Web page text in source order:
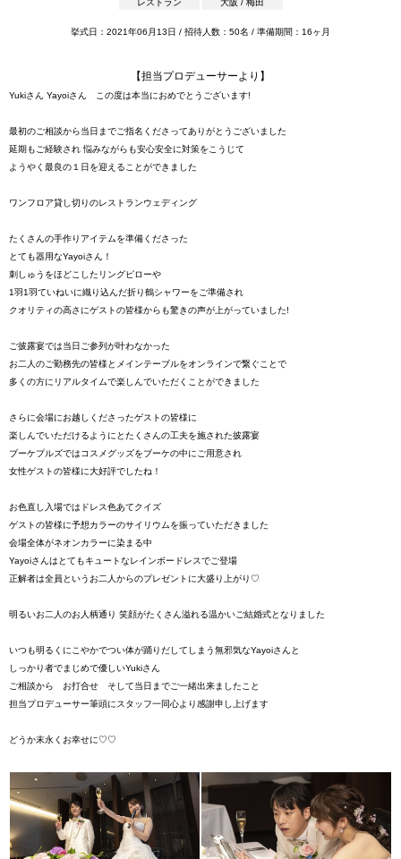
レストラン 大阪 / 梅田
挙式日：2021年06月13日 / 招待人数：50名 / 準備期間：16ヶ月
【担当プロデューサーより】
Yukiさん Yayoiさん この度は本当におめでとうございます!
最初のご相談から当日までご指名くださってありがとうございました
延期もご経験され 悩みながらも安心安全に対策をこうじて
ようやく最良の１日を迎えることができました
ワンフロア貸し切りのレストランウェディング
たくさんの手作りアイテムを準備くださった
とても器用なYayoiさん！
刺しゅうをほどこしたリングピローや
1羽1羽ていねいに織り込んだ折り鶴シャワーをご準備され
クオリティの高さにゲストの皆様からも驚きの声が上がっていました!
ご披露宴では当日ご参列が叶わなかった
お二人のご勤務先の皆様とメインテーブルをオンラインで繋ぐことで
多くの方にリアルタイムで楽しんでいただくことができました
さらに会場にお越しくださったゲストの皆様に
楽しんでいただけるようにとたくさんの工夫を施された披露宴
ブーケプルズではコスメグッズをブーケの中にご用意され
女性ゲストの皆様に大好評でしたね！
お色直し入場ではドレス色あてクイズ
ゲストの皆様に予想カラーのサイリウムを振っていただきました
会場全体がネオンカラーに染まる中
Yayoiさんはとてもキュートなレインボードレスでご登場
正解者は全員というお二人からのプレゼントに大盛り上がり♡
明るいお二人のお人柄通り 笑顔がたくさん溢れる温かいご結婚式となりました
いつも明るくにこやかでつい体が踊りだしてしまう無邪気なYayoiさんと
しっかり者でまじめで優しいYukiさん
ご相談から お打合せ そして当日までご一緒出来ましたこと
担当プロデューサー筆頭にスタッフ一同心より感謝申し上げます
どうか末永くお幸せに♡♡